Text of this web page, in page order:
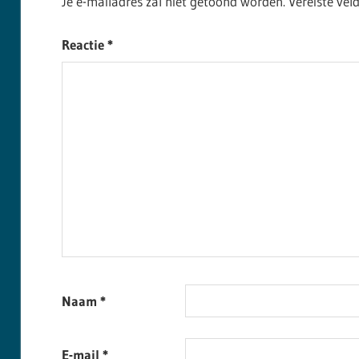
Reactie*
Naam *
E-mail *